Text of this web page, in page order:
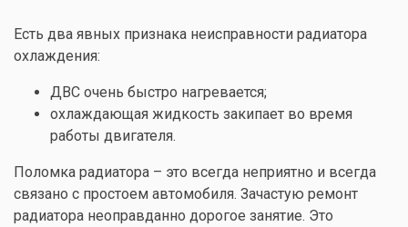
Есть два явных признака неисправности радиатора
охлаждения:
ДВС очень быстро нагревается;
охлаждающая жидкость закипает во время
работы двигателя.
Поломка радиатора – это всегда неприятно и всегда
связано с простоем автомобиля. Зачастую ремонт
радиатора неоправданно дорогое занятие. Это